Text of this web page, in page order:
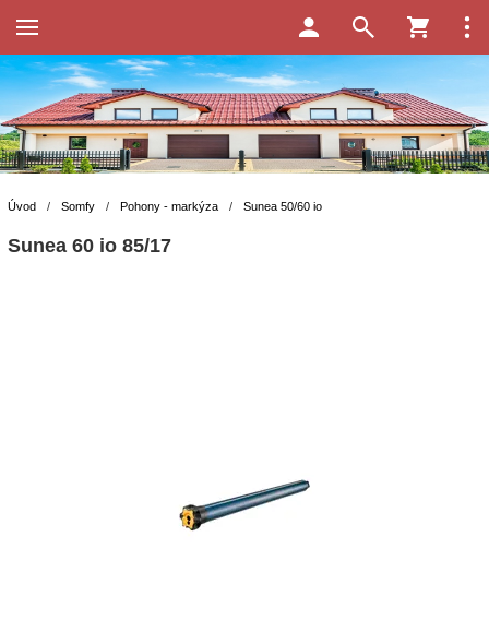
Úvod / Somfy / Pohony - markýza / Sunea 50/60 io
Sunea 60 io 85/17